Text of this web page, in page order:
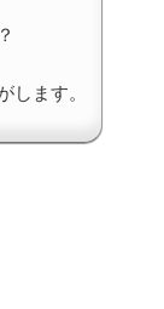
します。